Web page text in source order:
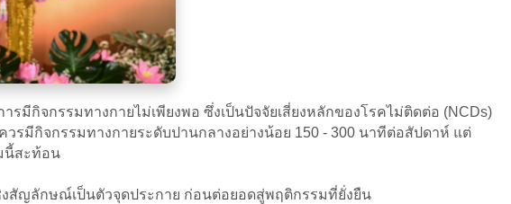
กิจกรรมทางกายไม่เพียงพอ ซึ่งเป็นปัจจัยเสี่ยงหลักของโรคไม่ติดต่อ (NCDs)
รมีกิจกรรมทางกายระดับปานกลางอย่างน้อย 150 - 300 นาทีต่อสัปดาห์ แต่
นี้สะท้อน
งสัญลักษณ์เป็นตัวจุดประกาย ก่อนต่อยอดสู่พฤติกรรมที่ยั่งยืน